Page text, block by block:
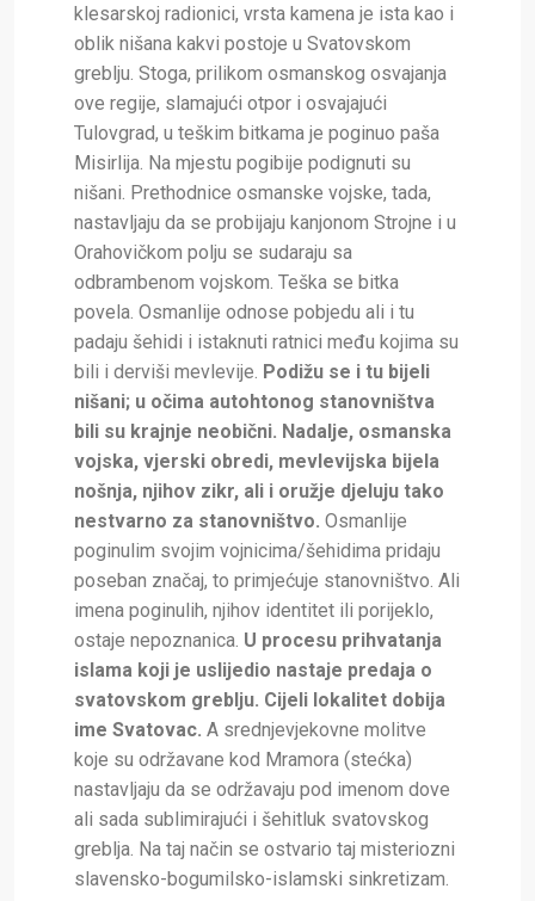
klesarskoj radionici, vrsta kamena je ista kao i
oblik nišana kakvi postoje u Svatovskom
greblju. Stoga, prilikom osmanskog osvajanja
ove regije, slamajući otpor i osvajajući
Tulovgrad, u teškim bitkama je poginuo paša
Misirlija. Na mjestu pogibije podignuti su
nišani. Prethodnice osmanske vojske, tada,
nastavljaju da se probijaju kanjonom Strojne i u
Orahovičkom polju se sudaraju sa
odbrambenom vojskom. Teška se bitka
povela. Osmanlije odnose pobjedu ali i tu
padaju šehidi i istaknuti ratnici među kojima su
bili i derviši mevlevije. Podižu se i tu bijeli
nišani; u očima autohtonog stanovništva
bili su krajnje neobični. Nadalje, osmanska
vojska, vjerski obredi, mevlevijska bijela
nošnja, njihov zikr, ali i oružje djeluju tako
nestvarno za stanovništvo. Osmanlije
poginulim svojim vojnicima/šehidima pridaju
poseban značaj, to primjećuje stanovništvo. Ali
imena poginulih, njihov identitet ili porijeklo,
ostaje nepoznanica. U procesu prihvatanja
islama koji je uslijedio nastaje predaja o
svatovskom greblju. Cijeli lokalitet dobija
ime Svatovac. A srednjevjekovne molitve
koje su održavane kod Mramora (stećka)
nastavljaju da se održavaju pod imenom dove
ali sada sublimirajući i šehitluk svatovskog
greblja. Na taj način se ostvario taj misteriozni
slavensko-bogumilsko-islamski sinkretizam.